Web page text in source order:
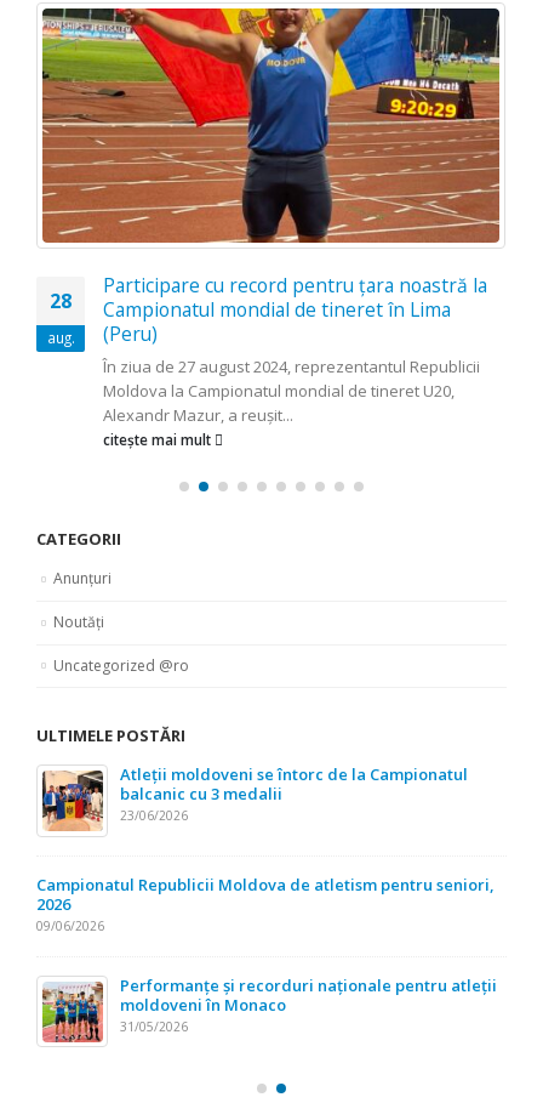
28
aug.
Participare cu record pentru țara noastră la
Campionatul mondial de tineret în Lima
(Peru)
În ziua de 27 august 2024, reprezentantul Republicii
Moldova la Campionatul mondial de tineret U20,
Alexandr Mazur, a reușit...
citește mai mult
CATEGORII
Anunțuri
Noutăți
Uncategorized @ro
ULTIMELE POSTĂRI
Atleții moldoveni se întorc de la Campionatul
balcanic cu 3 medalii
23/06/2026
Campionatul Republicii Moldova de atletism pentru seniori,
2026
09/06/2026
Performanțe și recorduri naționale pentru atleții
moldoveni în Monaco
31/05/2026